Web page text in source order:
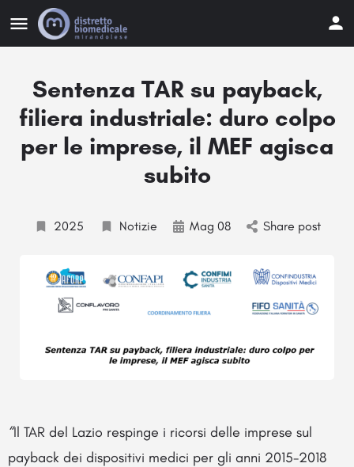
Sentenza TAR su payback,
filiera industriale: duro colpo
per le imprese, il MEF agisca
subito
2025 Notizie Mag 08 Share post
“Il TAR del Lazio respinge i ricorsi delle imprese sul
payback dei dispositivi medici per gli anni 2015-2018